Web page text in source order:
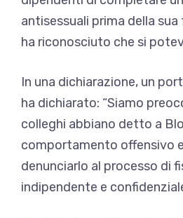
antisessuali prima della
ha riconosciuto che si
In una dichiarazione, un
ha dichiarato: “Siamo
colleghi abbiano detto a
comportamento offensivo
denunciarlo al processo di
indipendente e